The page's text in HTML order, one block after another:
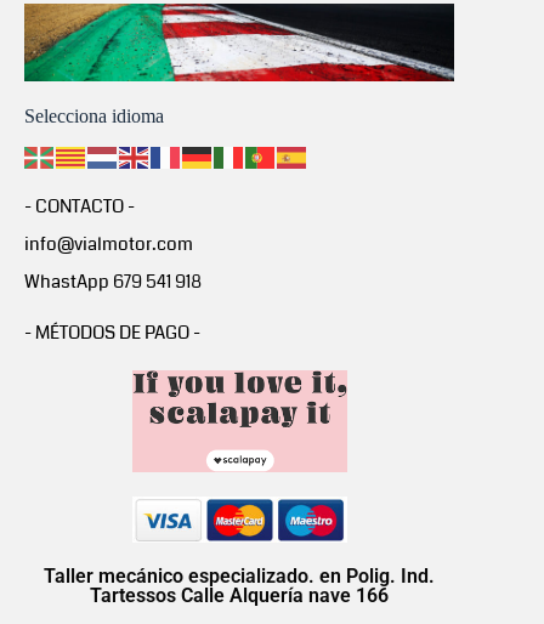
Selecciona idioma
- CONTACTO -
info@vialmotor.com
WhastApp 679 541 918
- MÉTODOS DE PAGO -
Taller mecánico especializado. en Polig. Ind.
Tartessos Calle Alquería nave 166